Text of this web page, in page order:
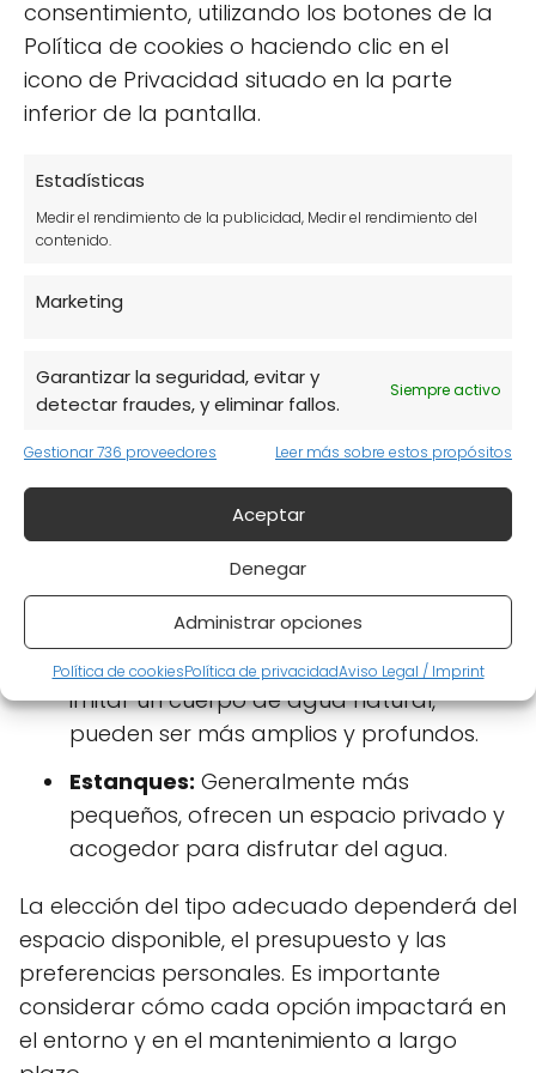
consentimiento, utilizando los botones de la
Política de cookies o haciendo clic en el
icono de Privacidad situado en la parte
inferior de la pantalla.
Estadísticas
Medir el rendimiento de la publicidad, Medir el rendimiento del
contenido.
Marketing
Garantizar la seguridad, evitar y
detectar fraudes, y eliminar fallos.
Siempre activo
Gestionar 736 proveedores Leer más sobre estos propósitos
Aceptar
Denegar
Administrar opciones
Política de cookiesPolítica de privacidadAviso Legal / Imprint
Estas ventajas son especialmente atractivas
para quienes buscan alternativas sostenibles
para piscinas, ya que no solo impactan
también proporcionan un espacio de recreo
saludable.
Tipos de piscinas naturales
Existen varios tipos de piscinas naturales,
necesidades y estilos de vida. Algunos de los
más comunes son:
Piscinas de biofiltración:Utilizan un filtro
biológico para mantener el agua
purificada.
Lagos artificiales:Diseñados para
imitar un cuerpo de agua natural,
pueden ser más amplios y profundos.
Estanques: Generalmente más
pequeños, ofrecen un espacio privado y
acogedor para disfrutar del agua.
La elección del tipo adecuado dependerá del
espacio disponible, el presupuesto y las
preferencias personales. Es importante
considerar cómo cada opción impactará en
el entorno y en el mantenimiento a largo